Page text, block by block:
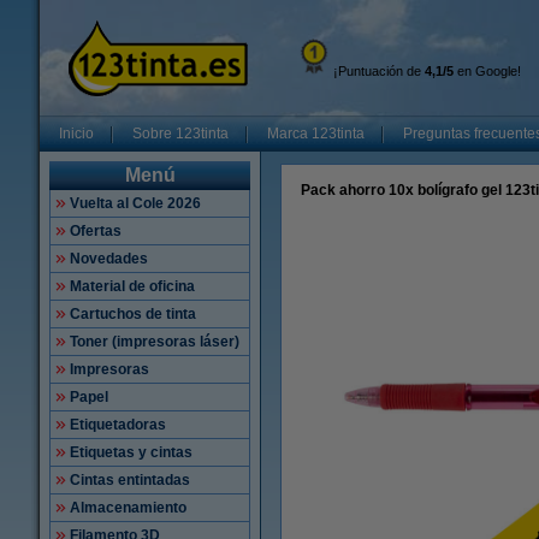
¡Puntuación de 4,1/5 en Google!
Inicio Sobre 123tinta Marca 123tinta Preguntas
Menú
Vuelta al Cole 2026
Ofertas
Novedades
Material de oficina
Cartuchos de tinta
Toner (impresoras láser)
Impresoras
Papel
Etiquetadoras
Etiquetas y cintas
Cintas entintadas
Almacenamiento
Filamento 3D
Pack ahorro 10x bolígrafo gel